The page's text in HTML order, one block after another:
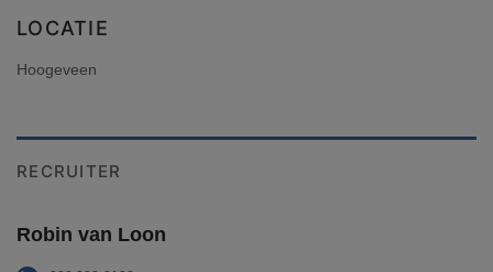
LOCATIE
Hoogeveen
RECRUITER
Robin van Loon